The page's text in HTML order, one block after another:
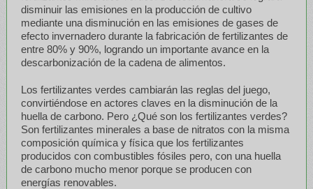
disminuir las emisiones en la producción de cultivo
mediante una disminución en las emisiones de gases de
efecto invernadero durante la fabricación de fertilizantes de
entre 80% y 90%, logrando un importante avance en la
descarbonización de la cadena de alimentos.
Los fertilizantes verdes cambiarán las reglas del juego,
convirtiéndose en actores claves en la disminución de la
huella de carbono. Pero ¿Qué son los fertilizantes verdes?
Son fertilizantes minerales a base de nitratos con la misma
composición química y física que los fertilizantes
producidos con combustibles fósiles pero, con una huella
de carbono mucho menor porque se producen con
energías renovables.